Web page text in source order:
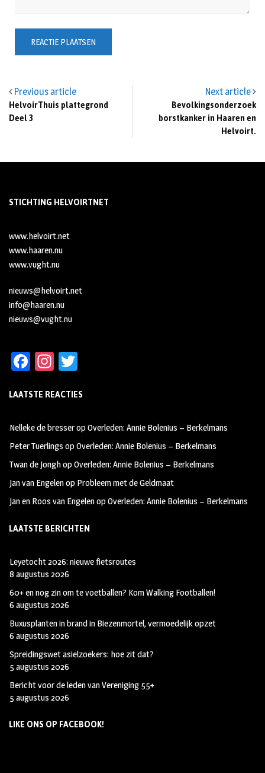
Previous article
HelvoirThuis plattegrond
Deel 3
Next article
Bevolkingsonderzoek
borstkanker in Haaren en
Helvoirt.
STICHTING HELVOIRTNET
www.helvoirt.net
www.haaren.nu
www.vught.nu
nieuws@helvoirt.net
info@haaren.nu
nieuws@vught.nu
Fa
b
oo
k
In
ag
m
tt
LAATSTE REACTIES
Nelleke de bresseropOverleden: Annie Bolenius – Berkelmans
Peter Tuerlings opOverleden: Annie Bolenius – Berkelmans
Twan de JonghopOverleden: Annie Bolenius – Berkelmans
Jan van Engelenop Probleem met de Geldmaat
Jan en Roos van EngelenopOverleden: Annie Bolenius – Berkelmans
LAATSTE BERICHTEN
Leyetocht 2026: nieuwe fietsroutes
8 augustus 2026
60+ en nog zin om te voetballen? Kom Walking Footballen!
6 augustus 2026
Buxusplanten in brand in Biezenmortel, vermoedelijk opzet
6 augustus 2026
Spreidingswet asielzoekers: hoe zit dat?
5 augustus 2026
Bericht voor de leden van Vereniging 55+
5 augustus 2026
LIKE ONS OP FACEBOOK!